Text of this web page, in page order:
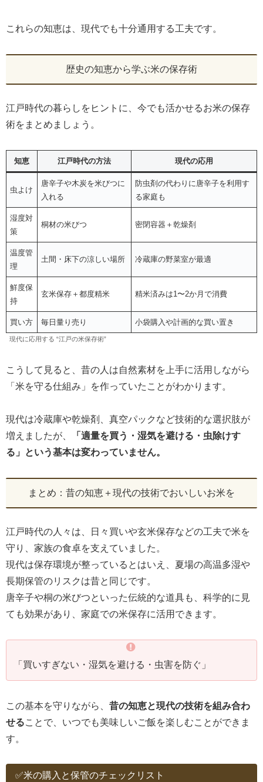
これらの知恵は、現代でも十分通用する工夫です。
歴史の知恵から学ぶ米の保存術
江戸時代の暮らしをヒントに、今でも活かせるお米の保存
術をまとめましょう。
知恵 江戸時代の方法 現代の応用
虫よけ
唐辛子や木炭を米びつに
入れる
防虫剤の代わりに唐辛子を利用す
る家庭も
湿度対
策
桐材の米びつ 密閉容器＋乾燥剤
温度管
理
土間・床下の涼しい場所 冷蔵庫の野菜室が最適
鮮度保
持
玄米保存＋都度精米 精米済みは1〜2か月で消費
買い方 毎日量り売り 小袋購入や計画的な買い置き
現代に応用する “江戸の米保存術”
こうして見ると、昔の人は自然素材を上手に活用しながら
「米を守る仕組み」を作っていたことがわかります。
現代は冷蔵庫や乾燥剤、真空パックなど技術的な選択肢が
増えましたが、
「適量を買う・湿気を避ける・虫除けす
る」という基本は変わっていません。
まとめ：昔の知恵＋現代の技術でおいしいお米を
江戸時代の人々は、日々買いや玄米保存などの工夫で米を
守り、家族の食卓を支えていました。
現代は保存環境が整っているとはいえ、夏場の高温多湿や
長期保管のリスクは昔と同じです。
唐辛子や桐の米びつといった伝統的な道具も、科学的に見
ても効果があり、家庭での米保存に活用できます。
「買いすぎない・湿気を避ける・虫害を防ぐ」
この基本を守りながら、 昔の知恵と現代の技術を組み合わ
せることで、いつでも美味しいご飯を楽しむことができま
す。
✅米の購入と保管のチェックリスト